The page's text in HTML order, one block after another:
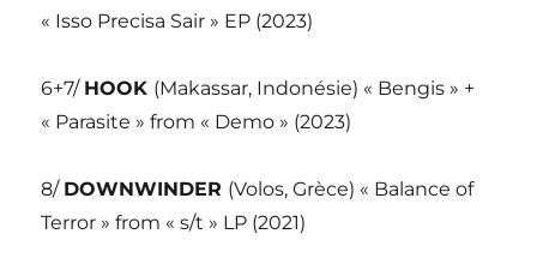
« Isso Precisa Sair » EP (2023)
6+7/ HOOK (Makassar, Indonésie) « Bengis » +
« Parasite » from « Demo » (2023)
8/ DOWNWINDER (Volos, Grèce) « Balance of
Terror » from « s/t » LP (2021)